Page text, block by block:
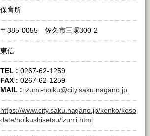
保育所
〒385-0055 佐久市三塚300-2
東信
TEL : 0267-62-1259
FAX : 0267-62-1259
MAIL : izumi-hoiku@city.saku.nagano.jp
https://www.city.saku.nagano.jp/kenko/koso
date/hoikushisetsu/izumi.html